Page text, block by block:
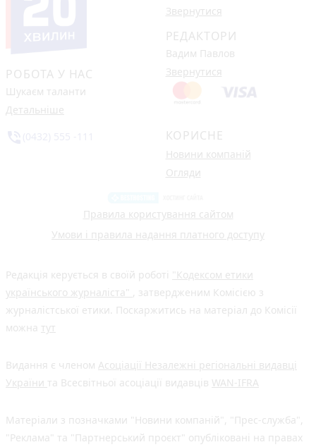
РОБОТА У НАС
Шукаєм таланти
Детальніше
Звернутися
РЕДАКТОРИ
Вадим Павлов
Звернутися
КОРИСНЕ
Новини компаній
Огляди
Правила користування сайтом
Умови і правила надання платного доступу
Редакція керується в своїй роботі "Кодексом етики
українського журналіста"
, затвердженим Комісією з
журналістської етики. Поскаржитись на матеріал до Комісії
можна тут
Видання є членом Асоціації Незалежні регіональні видавці
України та Всесвітньої асоціації видавців WAN-IFRA
Матеріали з позначками "Новини компаній", "Прес-служба",
"Реклама" та "Партнерський проєкт" опубліковані на правах